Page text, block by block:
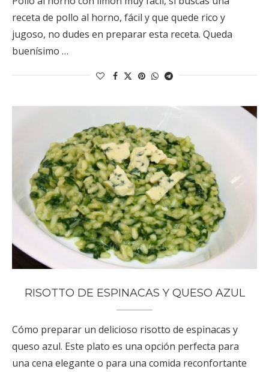
receta de pollo al horno, fácil y que quede rico y
jugoso, no dudes en preparar esta receta. Queda
buenísimo …
RISOTTO DE ESPINACAS Y QUESO AZUL
Cómo preparar un delicioso risotto de espinacas y
queso azul. Este plato es una opción perfecta para
una cena elegante o para una comida reconfortante